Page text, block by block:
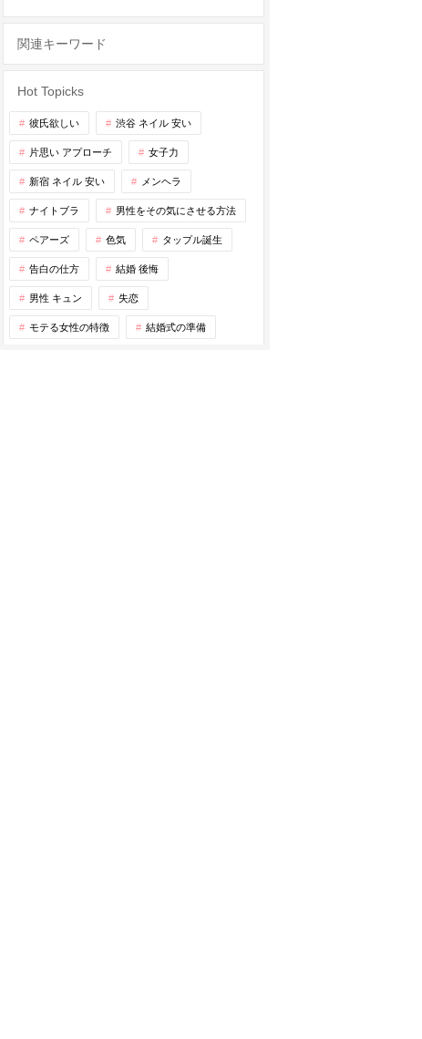
関連キーワード
Hot Topicks
彼氏欲しい 渋谷 ネイル 安い
片思い アプローチ 女子力
新宿 ネイル 安い メンヘラ
ナイトブラ 男性をその気にさせる方法
ペアーズ 色気 タップル誕生
告白の仕方 結婚 後悔
男性 キュン 失恋
モテる女性の特徴 結婚式の準備